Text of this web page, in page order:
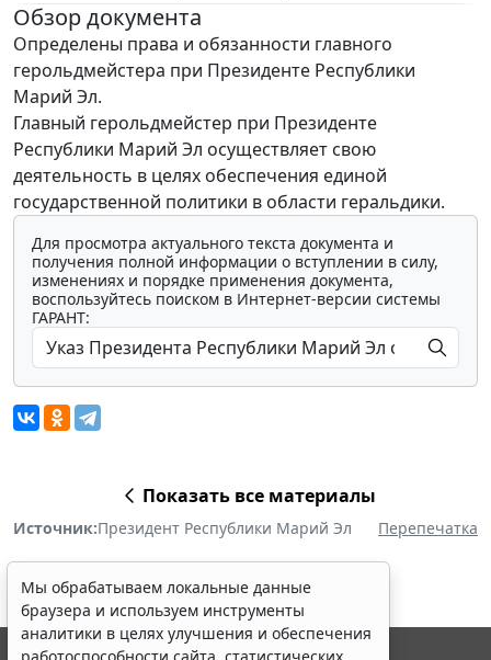
Обзор документа
Определены права и обязанности главного
герольдмейстера при Президенте Республики
Марий Эл.
Главный герольдмейстер при Президенте
Республики Марий Эл осуществляет свою
деятельность в целях обеспечения единой
государственной политики в области геральдики.
Для просмотра актуального текста документа и
получения полной информации о вступлении в силу,
изменениях и порядке применения документа,
воспользуйтесь поиском в Интернет-версии системы
ГАРАНТ:
Показать все материалы
Источник:Президент Республики Марий Эл Перепечатка
Мы обрабатываем локальные данные
браузера и используем инструменты
аналитики в целях улучшения и обеспечения